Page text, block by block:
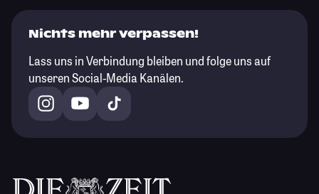
Nichts mehr verpassen!
Lass uns in Verbindung bleiben und folge uns auf
unseren Social-Media Kanälen.